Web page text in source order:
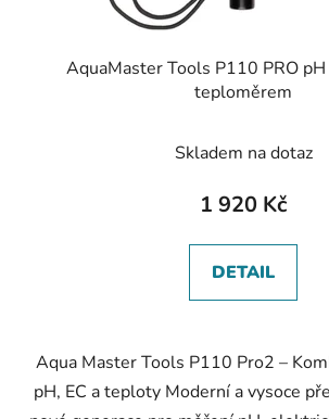
AquaMaster Tools P110 PRO pH
teploměrem
Skladem na dotaz
1 920 Kč
DETAIL
Aqua Master Tools P110 Pro2 –
pH, EC a teploty Moderní a vysoce